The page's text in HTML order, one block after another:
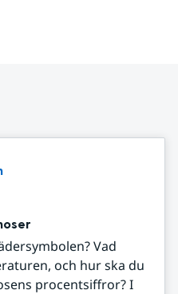
Vad
och hur ska du
procentsiffror? I